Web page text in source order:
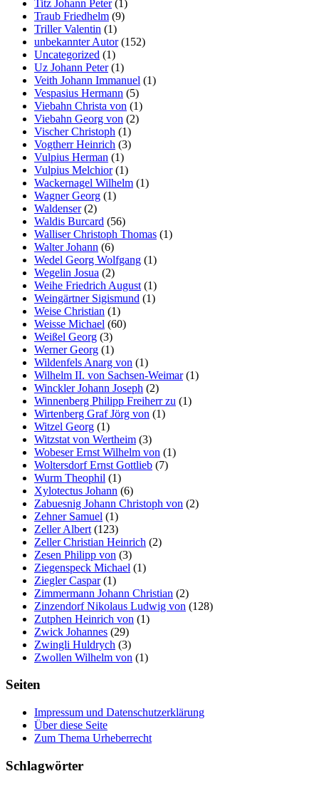
Titz Johann Peter(1)
Traub Friedhelm (9)
Triller Valentin (1)
unbekannter Autor(152)
Uncategorized (1)
Uz Johann Peter(1)
Veith Johann Immanuel (1)
Vespasius Hermann (5)
Viebahn Christa von (1)
Viebahn Georg von (2)
Vischer Christoph (1)
Vogtherr Heinrich (3)
Vulpius Herman (1)
Vulpius Melchior(1)
Wackernagel Wilhelm (1)
Wagner Georg (1)
Waldenser(2)
Waldis Burcard (56)
Walliser Christoph Thomas (1)
Walter Johann (6)
Wedel Georg Wolfgang (1)
Wegelin Josua (2)
Weihe Friedrich August (1)
Weingärtner Sigismund (1)
Weise Christian (1)
Weisse Michael (60)
Weißel Georg (3)
Werner Georg (1)
Wildenfels Anarg von (1)
Wilhelm II. von Sachsen-Weimar(1)
Winckler Johann Joseph (2)
Winnenberg Philipp Freiherr zu (1)
Wirtenberg Graf Jörg von (1)
Witzel Georg (1)
Witzstat von Wertheim (3)
Wobeser Ernst Wilhelm von (1)
Woltersdorf Ernst Gottlieb (7)
Wurm Theophil (1)
Xylotectus Johann (6)
Zabuesnig Johann Christoph von (2)
Zehner Samuel (1)
Zeller Albert (123)
Zeller Christian Heinrich (2)
Zesen Philipp von (3)
Ziegenspeck Michael (1)
Ziegler Caspar(1)
Zimmermann Johann Christian (2)
Zinzendorf Nikolaus Ludwig von (128)
Zutphen Heinrich von (1)
Zwick Johannes (29)
Zwingli Huldrych (3)
Zwollen Wilhelm von (1)
Seiten
Impressum und Datenschutzerklärung
Über diese Seite
Zum Thema Urheberrecht
Schlagwörter